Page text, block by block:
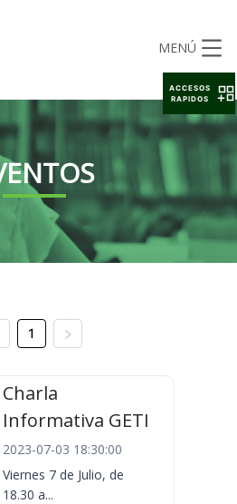
MENÚ
1
Charla
Informativa GETI
2023-07-03 18:30:00
Viernes 7 de Julio, de
18.30 a...
ACCESOS
RAPIDOS